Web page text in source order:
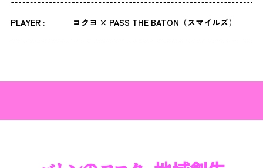
PLAYER : コクヨ × PASS THE BATON（スマイルズ）